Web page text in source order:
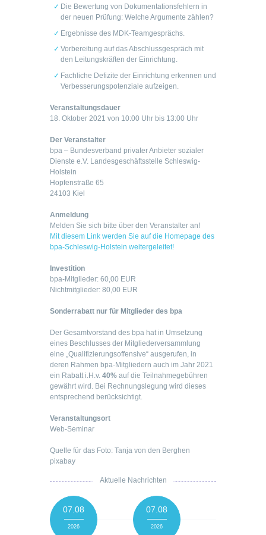
Die Bewertung von Dokumentationsfehlern in
der neuen Prüfung: Welche Argumente zählen?
Ergebnisse des MDK-Teamgesprächs.
Vorbereitung auf das Abschlussgespräch mit
den Leitungskräften der Einrichtung.
Fachliche Defizite der Einrichtung erkennen und
Verbesserungspotenziale aufzeigen.
Veranstaltungsdauer
18. Oktober 2021 von 10:00 Uhr bis 13:00 Uhr
Der Veranstalter
bpa – Bundesverband privater Anbieter sozialer
Dienste e.V. Landesgeschäftsstelle Schleswig-
Holstein
Hopfenstraße 65
24103 Kiel
Anmeldung
Melden Sie sich bitte über den Veranstalter an!
Mit diesem Link werden Sie auf die Homepage des
bpa-Schleswig-Holstein weitergeleitet!
Investition
bpa-Mitglieder: 60,00 EUR
Nichtmitglieder: 80,00 EUR
Sonderrabatt nur für Mitglieder des bpa
Der Gesamtvorstand des bpa hat in Umsetzung
eines Beschlusses der Mitgliederversammlung
eine „Qualifizierungsoffensive“ ausgerufen, in
deren Rahmen bpa-Mitgliedern auch im Jahr 2021
ein Rabatt i.H.v. 40% auf die Teilnahmegebühren
gewährt wird. Bei Rechnungslegung wird dieses
entsprechend berücksichtigt.
Veranstaltungsort
Web-Seminar
Quelle für das Foto: Tanja von den Berghen
pixabay
Aktuelle Nachrichten
07.08
2026
07.08
2026